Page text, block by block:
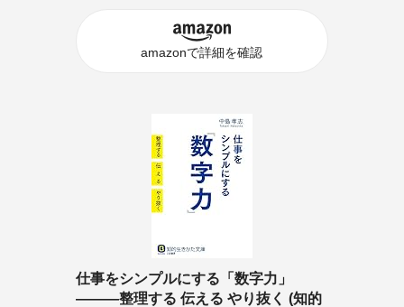
amazonで詳細を確認
仕事をシンプルにする「数字力」
―――整理する 伝える やり抜く (知的